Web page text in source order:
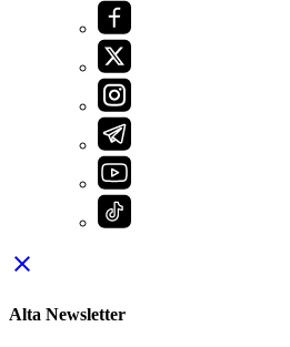
close
Alta Newsletter